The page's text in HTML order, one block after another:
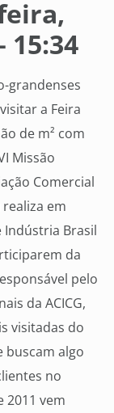
15:34
grandenses
a Feira
de m² com
Missão
Comercial
realiza em
Indústria Brasil
da
pelo
da ACICG,
visitadas do
buscam algo
no
2011 vem